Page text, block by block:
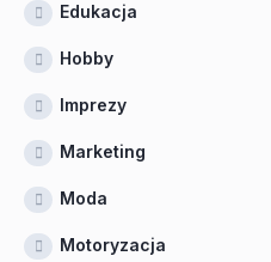
Edukacja
Hobby
Imprezy
Marketing
Moda
Motoryzacja